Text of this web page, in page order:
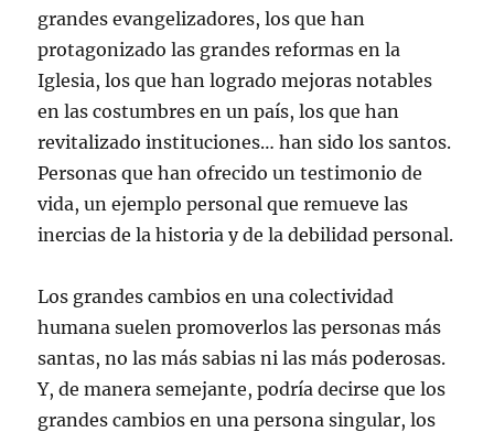
grandes evangelizadores, los que han
protagonizado las grandes reformas en la
Iglesia, los que han logrado mejoras notables
en las costumbres en un país, los que han
revitalizado instituciones… han sido los santos.
Personas que han ofrecido un testimonio de
vida, un ejemplo personal que remueve las
inercias de la historia y de la debilidad personal.
Los grandes cambios en una colectividad
humana suelen promoverlos las personas más
santas, no las más sabias ni las más poderosas.
Y, de manera semejante, podría decirse que los
grandes cambios en una persona singular, los